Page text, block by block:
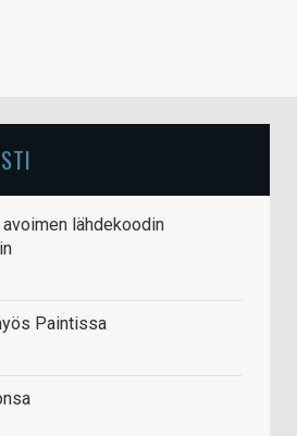
lähdekoodin
Paintissa